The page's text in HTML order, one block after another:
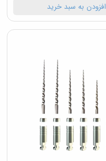
افزودن به سبد خرید